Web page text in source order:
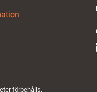
förbehålls.